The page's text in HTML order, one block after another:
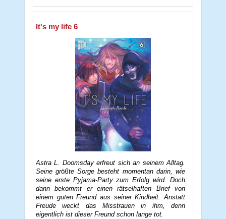
It's my life 6
Astra L. Doomsday erfreut sich an seinem Alltag.
Seine größte Sorge besteht momentan darin, wie
seine erste Pyjama-Party zum Erfolg wird. Doch
dann bekommt er einen rätselhaften Brief von
einem guten Freund aus seiner Kindheit. Anstatt
Freude weckt das Misstrauen in ihm, denn
eigentlich ist dieser Freund schon lange tot.